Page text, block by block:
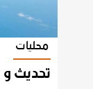
محليات
تحديث و